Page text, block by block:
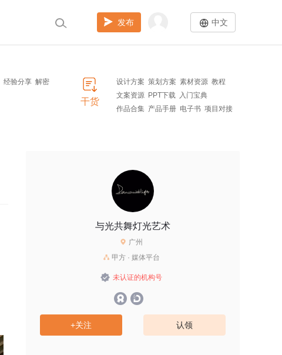
发布 中文
经验分享 解密
干货
设计方案 策划方案 素材资源 教程
文案资源 PPT下载 入门宝典
作品合集 产品手册 电子书 项目对接
与光共舞灯光艺术
广州
甲方 · 媒体平台
未认证的机构号
+关注 认领